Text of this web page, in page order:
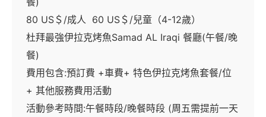
80 US＄/成人 60 US＄/兒童（4-12歲）
杜拜最強伊拉克烤魚Samad AL Iraqi 餐廳(午餐/晚
餐)
費用包含:預訂費 +車費+ 特色伊拉克烤魚套餐/位
+ 其他服務費用活動
活動參考時間:午餐時段/晚餐時段 (周五需提前一天